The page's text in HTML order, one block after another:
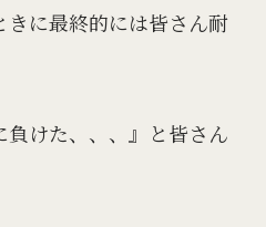
に最終的には皆さん耐
負けた、、、』と皆さん